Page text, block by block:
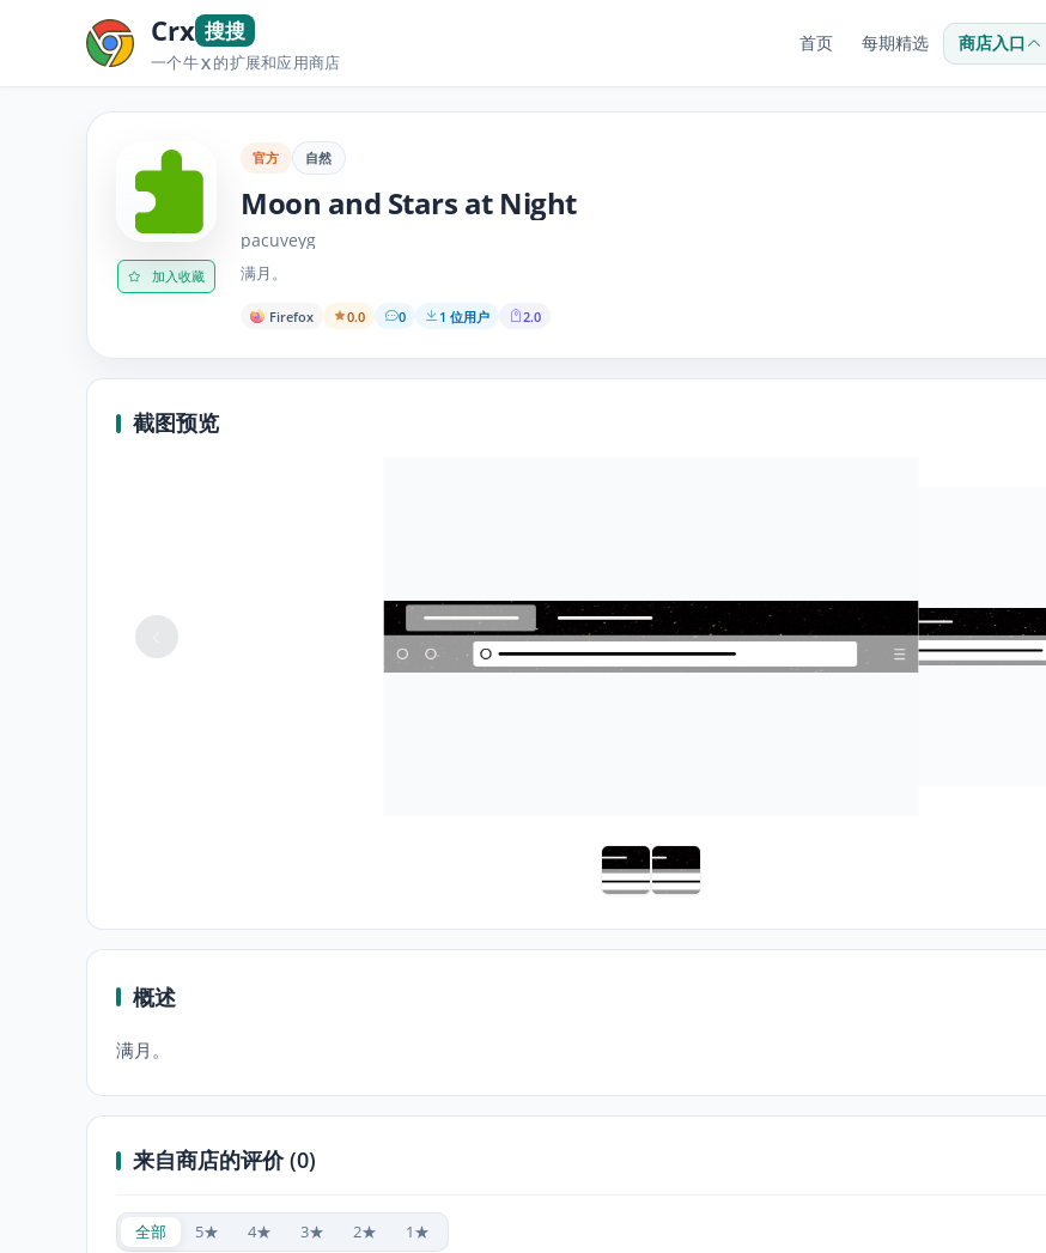
Crx 搜搜
一个牛X的扩展和应用商店
首页 每期精选 商店入口
加入收藏
官方 自然
Moon and Stars at Night
pacuveyg
满月。
Firefox 0.0 0 1 位用户 2.0
截图预览
概述
满月。
来自商店的评价 (0)
全部 5★ 4★ 3★ 2★ 1★